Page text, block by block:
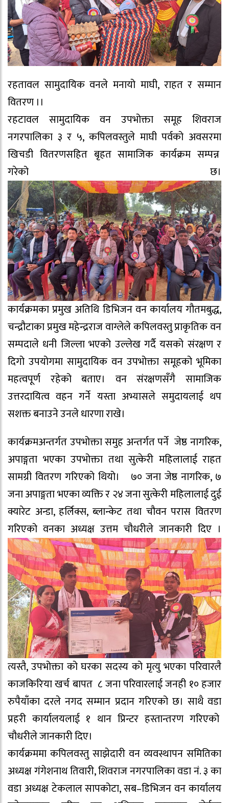
रहतावल सामुदायिक वनले मनायो माघी, राहत र सम्मान
वितरण ।।
रहटावल सामुदायिक वन उपभोक्ता समूह शिवराज
नगरपालिका ३ र ५, कपिलवस्तुले माघी पर्वको अवसरमा
खिचडी वितरणसहित बृहत सामाजिक कार्यक्रम सम्पन्न
गरेको छ।
कार्यक्रमका प्रमुख अतिथि डिभिजन वन कार्यालय गौतमबुद्ध,
चन्द्रौटाका प्रमुख महेन्द्रराज वाग्लेले कपिलवस्तु प्राकृतिक वन
सम्पदाले धनी जिल्ला भएको उल्लेख गर्दै यसको संरक्षण र
दिगो उपयोगमा सामुदायिक वन उपभोक्ता समूहको भूमिका
महत्वपूर्ण रहेको बताए। वन संरक्षणसँगै सामाजिक
उत्तरदायित्व वहन गर्ने यस्ता अभ्यासले समुदायलाई थप
सशक्त बनाउने उनले धारणा राखे।
कार्यक्रमअन्तर्गत उपभोक्ता समुह अन्तर्गत पर्ने जेष्ठ नागरिक,
अपाङ्गता भएका उपभोक्ता तथा सुत्केरी महिलालाई राहत
सामग्री वितरण गरिएको थियो। ७० जना जेष्ठ नागरिक, ७
जना अपाङ्गता भएका व्यक्ति र २४ जना सुत्केरी महिलालाई दुई
क्यारेट अन्डा, हर्लिक्स, ब्लान्केट तथा चौवन परास वितरण
गरिएको वनका अध्यक्ष उत्तम चौधरीले जानकारी दिए ।
त्यस्तै, उपभोक्ता को घरका सदस्य को मृत्यु भएका परिवारलै
काजकिरिया खर्च बापत ८ जना परिवारलाई जनही १० हजार
रुपैयाँका दरले नगद सम्मान प्रदान गरिएको छ। साथै वडा
प्रहरी कार्यालयलाई १ थान प्रिन्टर हस्तान्तरण गरिएको
चौधरीले जानकारी दिए।
कार्यक्रममा कपिलवस्तु साझेदारी वन व्यवस्थापन समितिका
अध्यक्ष गंगेशनाथ तिवारी, शिवराज नगरपालिका वडा नं. ३ का
वडा अध्यक्ष टेकलाल सापकोटा, सब–डिभिजन वन कार्यालय